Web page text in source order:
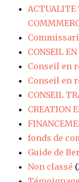
ACTUALITE
CONSEIL
Conseil en
Conseil en
CONSEIL
CREATION
fonds de
Guide de
Non classé